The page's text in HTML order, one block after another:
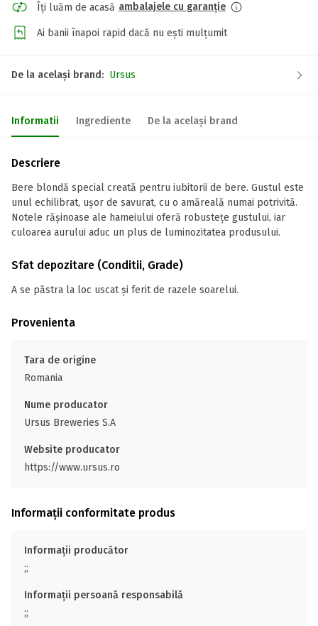
Îți luăm de acasă ambalajele cu garanție
Ai banii înapoi rapid dacă nu ești mulțumit
De la același brand: Ursus
Informatii Ingrediente De la același brand
Descriere
Bere blondă special creată pentru iubitorii de bere. Gustul este
unul echilibrat, ușor de savurat, cu o amăreală numai potrivită.
Notele rășinoase ale hameiului oferă robustețe gustului, iar
culoarea aurului aduc un plus de luminozitatea produsului.
Sfat depozitare (Conditii, Grade)
A se păstra la loc uscat și ferit de razele soarelui.
Provenienta
Tara de origine
Romania
Nume producator
Ursus Breweries S.A
Website producator
https://www.ursus.ro
Informații conformitate produs
Informații producător
;;
Informații persoană responsabilă
;;